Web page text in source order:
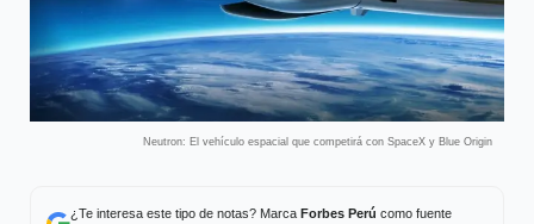
Neutron: El vehículo espacial que competirá con SpaceX y Blue Origin
¿Te interesa este tipo de notas? Marca Forbes Perú como fuente